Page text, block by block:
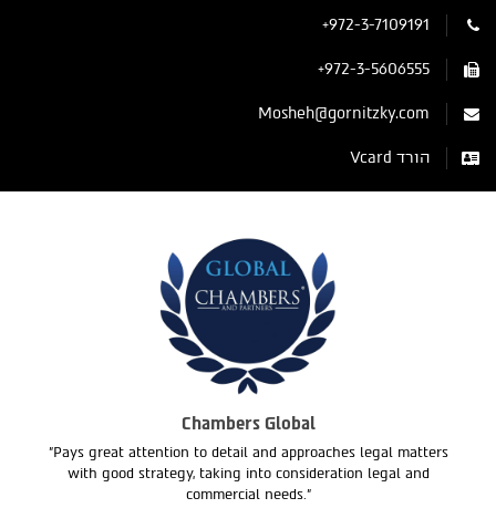
+972-3-7109191
+972-3-5606555
Mosheh@gornitzky.com
הורד Vcard
Chambers Global
"Pays great attention to detail and approaches legal matters
with good strategy, taking into consideration legal and
commercial needs."